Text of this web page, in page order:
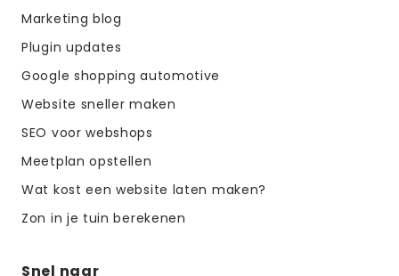
Marketing blog
Plugin updates
Google shopping automotive
Website sneller maken
SEO voor webshops
Meetplan opstellen
Wat kost een website laten maken?
Zon in je tuin berekenen
Snel naar